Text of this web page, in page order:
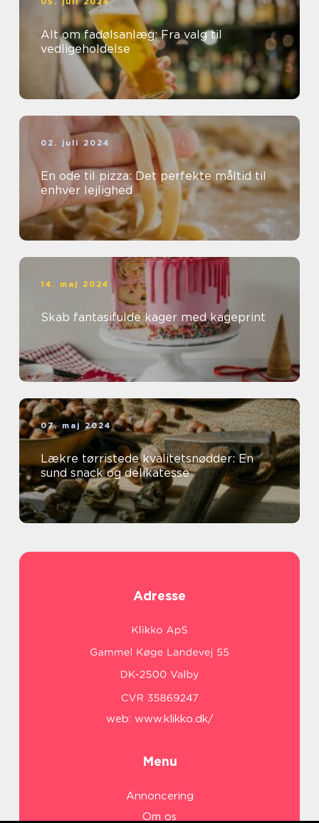
Alt om fadølsanlæg: Fra valg til
vedligeholdelse
02. juli 2024
En ode til pizza: Det perfekte måltid til
enhver lejlighed
14. maj 2024
Skab fantasifulde kager med kageprint
07. maj 2024
Lækre tørristede kvalitetsnødder: En
sund snack og delikatesse
Adresse
web: www.klikko.dk/
Menu
Annoncering
Om os